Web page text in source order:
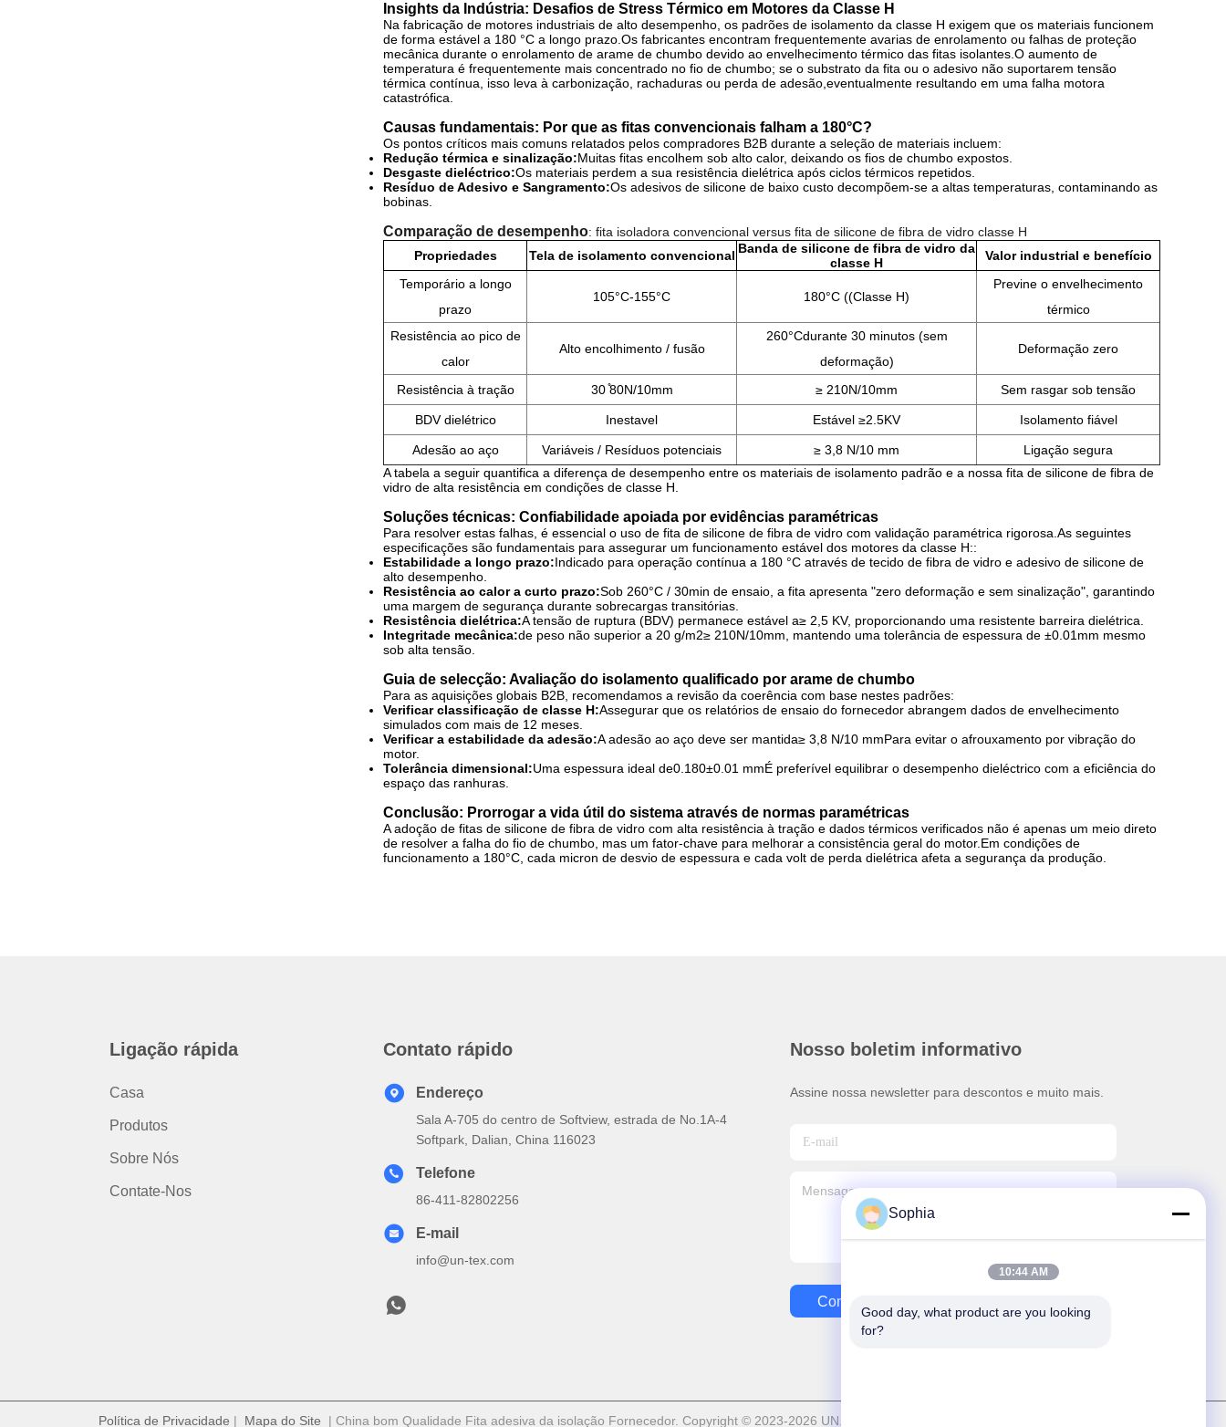
Insights da Indústria: Desafios de Stress Térmico em Motores da Classe H
Na fabricação de motores industriais de alto desempenho, os padrões de isolamento da classe H exigem que os materiais funcionem
de forma estável a 180 °C a longo prazo.Os fabricantes encontram frequentemente avarias de enrolamento ou falhas de proteção
mecânica durante o enrolamento de arame de chumbo devido ao envelhecimento térmico das fitas isolantes.O aumento de
temperatura é frequentemente mais concentrado no fio de chumbo; se o substrato da fita ou o adesivo não suportarem tensão
térmica contínua, isso leva à carbonização, rachaduras ou perda de adesão,eventualmente resultando em uma falha motora
catastrófica.
Causas fundamentais: Por que as fitas convencionais falham a 180°C?
Os pontos críticos mais comuns relatados pelos compradores B2B durante a seleção de materiais incluem:
Redução térmica e sinalização:Muitas fitas encolhem sob alto calor, deixando os fios de chumbo expostos.
Desgaste dieléctrico:Os materiais perdem a sua resistência dielétrica após ciclos térmicos repetidos.
Resíduo de Adesivo e Sangramento:Os adesivos de silicone de baixo custo decompõem-se a altas temperaturas, contaminando as
bobinas.
Comparação de desempenho: fita isoladora convencional versus fita de silicone de fibra de vidro classe H
Propriedades
Tela de isolamento convencional Banda de silicone de fibra de vidro da
classe H
Valor industrial e benefício
Temporário a longo
prazo
105°C-155°C 180°C ((Classe H)
Previne o envelhecimento
térmico
Resistência ao pico de
calor
Alto encolhimento / fusão
260°Cdurante 30 minutos (sem
deformação)
Deformação zero
Resistência à tração 30 ̊80N/10mm ≥ 210N/10mm Sem rasgar sob tensão
BDV dielétrico Inestavel Estável ≥2.5KV Isolamento fiável
Adesão ao aço Variáveis / Resíduos potenciais ≥ 3,8 N/10 mm
Ligação segura
A tabela a seguir quantifica a diferença de desempenho entre os materiais de isolamento padrão e a nossa fita de silicone de fibra de
vidro de alta resistência em condições de classe H.
Soluções técnicas: Confiabilidade apoiada por evidências paramétricas
Para resolver estas falhas, é essencial o uso de fita de silicone de fibra de vidro com validação paramétrica rigorosa.As seguintes
especificações são fundamentais para assegurar um funcionamento estável dos motores da classe H::
Estabilidade a longo prazo:Indicado para operação contínua a 180 °C através de tecido de fibra de vidro e adesivo de silicone de
alto desempenho.
Resistência ao calor a curto prazo:Sob 260°C / 30min de ensaio, a fita apresenta "zero deformação e sem sinalização", garantindo
uma margem de segurança durante sobrecargas transitórias.
Resistência dielétrica:A tensão de ruptura (BDV) permanece estável a≥ 2,5 KV, proporcionando uma resistente barreira dielétrica.
Integritade mecânica:de peso não superior a 20 g/m2≥ 210N/10mm , mantendo uma tolerância de espessura de ±0.01mm mesmo
sob alta tensão.
Guia de selecção: Avaliação do isolamento qualificado por arame de chumbo
Para as aquisições globais B2B, recomendamos a revisão da coerência com base nestes padrões:
Verificar classificação de classe H:Assegurar que os relatórios de ensaio do fornecedor abrangem dados de envelhecimento
simulados com mais de 12 meses.
Verificar a estabilidade da adesão:A adesão ao aço deve ser mantida≥ 3,8 N/10 mmPara evitar o afrouxamento por vibração do
motor.
Tolerância dimensional:Uma espessura ideal de0.180±0.01 mmÉ preferível equilibrar o desempenho dieléctrico com a eficiência do
espaço das ranhuras.
Conclusão: Prorrogar a vida útil do sistema através de normas paramétricas
A adoção de fitas de silicone de fibra de vidro com alta resistência à tração e dados térmicos verificados não é apenas um meio direto
de resolver a falha do fio de chumbo, mas um fator-chave para melhorar a consistência geral do motor.Em condições de
funcionamento a 180°C, cada micron de desvio de espessura e cada volt de perda dielétrica afeta a segurança da produção.
Ligação rápida
Casa
Produtos
Sobre Nós
Contate-Nos
Contato rápido
Endereço
Sala A-705 do centro de Softview, estrada de No.1A-4
Softpark, Dalian, China 116023
Telefone
86-411-82802256
E-mail
info@un-tex.com
Nosso boletim informativo
Assine nossa newsletter para descontos e muito mais.
Contate-Nos
Política de Privacidade | Mapa do Site | China bom Qualidade Fita adesiva da isolação Fornecedor. Copyright © 2023-2026 UN.Tex (Dalian) Co.,Ltd Todos os direitos reservados
Sophia
10:44 AM
Good day, what product are you looking
for?